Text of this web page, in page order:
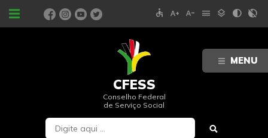
MENU
PORTAIS accessible text_increase text_decrease menu layers contrast contrast_rtl_off
CFESS
Conselho Federal
de Serviço Social